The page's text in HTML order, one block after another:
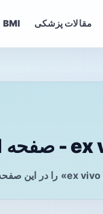
مقالات پزشکی BMI